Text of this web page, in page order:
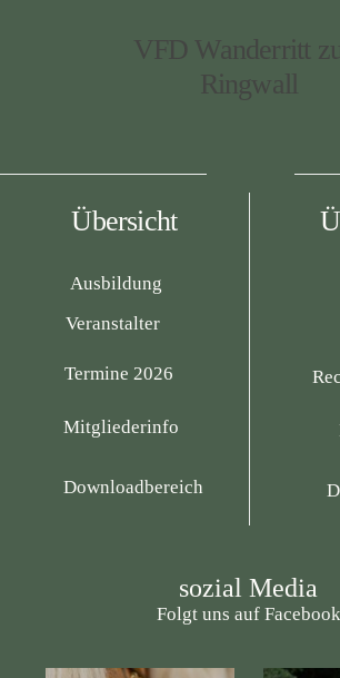
VFD Wanderritt
Ringwall
Übersicht
sozial Media
Folgt uns auf Facebook
Veranstalter
Ausbildung
Termine 2026
Mitgliederinfo
Downloadbereich